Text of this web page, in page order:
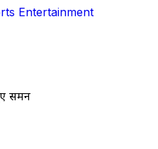
Entertainment
समन